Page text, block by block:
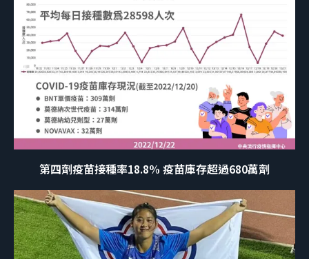
第四劑疫苗接種率18.8% 疫苗庫存超過680萬劑